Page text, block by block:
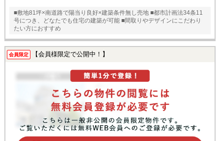
■敷地81坪×南道路で陽当り良好×建築条件無し売地 ■都市計画法34条11
号につき、どなたでも住宅の建築が可能 ■間取りやデザインにこだわり
たい方におすすめ
会員限定 【会員様限定で公開中！】